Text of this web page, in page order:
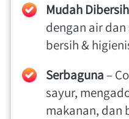
Mudah
dengan air
bersih &
Serbaguna –
sayur,
makanan, dan